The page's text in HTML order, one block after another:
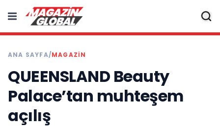
ANA SAYFA/MAGAZIN
QUEENSLAND Beauty
Palace’tan muhteşem
açılış